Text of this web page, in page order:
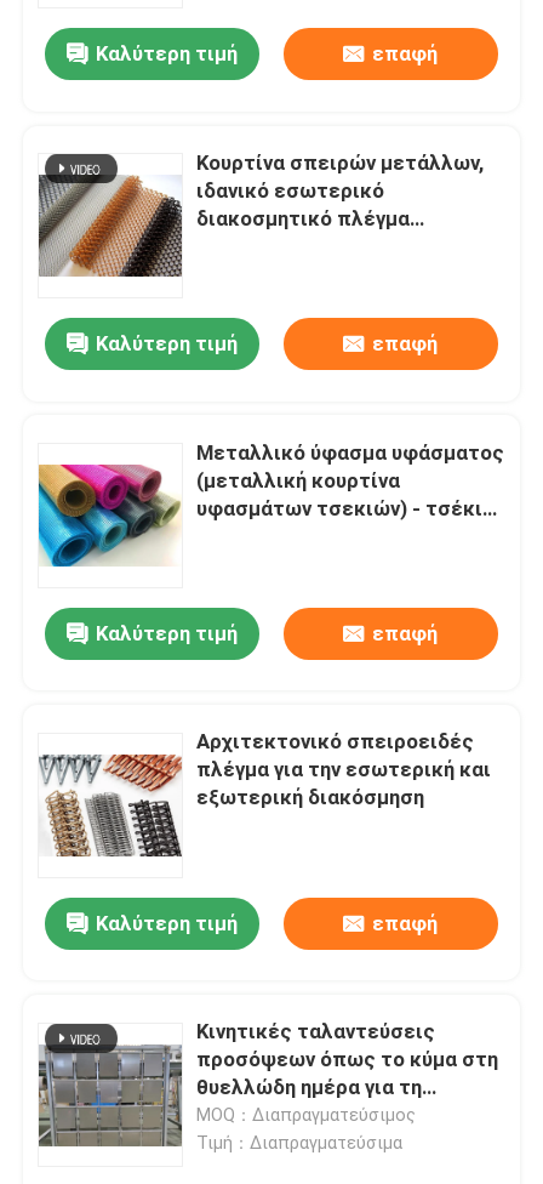
Προϊόντα
Σχετικά με εμάς
Καλύτερη τιμή επαφή
Κουρτίνα σπειρών μετάλλων,
ιδανικό εσωτερικό
διακοσμητικό πλέγμα
Καλύτερη τιμή
επαφή
Μεταλλικό ύφασμα υφάσματος
(μεταλλική κουρτίνα
υφασμάτων τσεκιών) - τσέκι
Καλύτερη τιμή επαφή
Αρχιτεκτονικό σπειροειδές
πλέγμα για την εσωτερική και
εξωτερική διακόσμηση
Καλύτερη τιμή επαφή
Κινητικές ταλαντεύσεις
προσόψεων όπως το κύμα στη
θυελλώδη ημέρα για τη
διακόσμηση του μουσείου και
της λεωφόρου αγορών
MOQ：Διαπραγματεύσιμος
Τιμή：Διαπραγματεύσιμα